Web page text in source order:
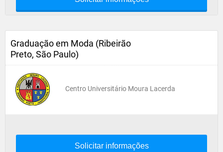
Graduação em Moda (Ribeirão
Preto, São Paulo)
Centro Universitário Moura Lacerda
Solicitar informações